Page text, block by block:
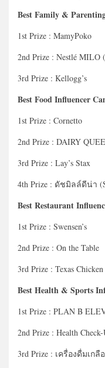
Best Family &
1st Prize : MamyPoko
2nd Prize : Nestlé MILO
3rd Prize : Kellogg’s
Best Food Influencer
1st Prize : Cornetto
2nd Prize : DAIRY
3rd Prize : Lay’s Stax
4th Prize : ดัชมิลล์ดีน่า
Best Restaurant
1st Prize : Swensen’s
2nd Prize : On the Table
3rd Prize : Texas
Best Health & Sports
1st Prize : PLAN B
2nd Prize : Health
3rd Prize : เครื่องดื่มเก